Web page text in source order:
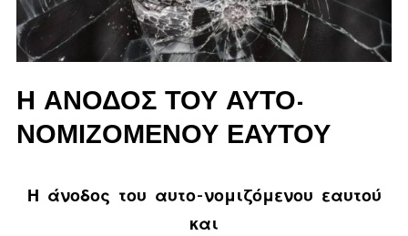
Η ΆΝΟΔΟΣ ΤΟΥ ΑΥΤΟ-
ΝΟΜΙΖΌΜΕΝΟΥ ΕΑΥΤΟΎ
Η άνοδος του αυτο-νομιζόμενου εαυτού
και